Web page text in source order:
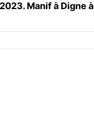
Manif à Digne à